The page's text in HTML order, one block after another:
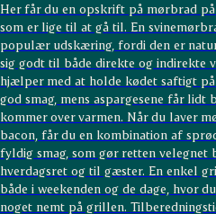
Her får du en opskrift på mørbrad
som er lige til at gå til. En
populær udskæring, fordi den er
sig godt til både direkte og indirekte
hjælper med at holde kødet saftigt
god smag, mens aspargesene får lidt
kommer over varmen. Når du laver
bacon, får du en kombination af
fyldig smag, som gør retten velegnet
hverdagsret og til gæster. En enkel
både i weekenden og de dage, hvor
noget nemt på grillen.